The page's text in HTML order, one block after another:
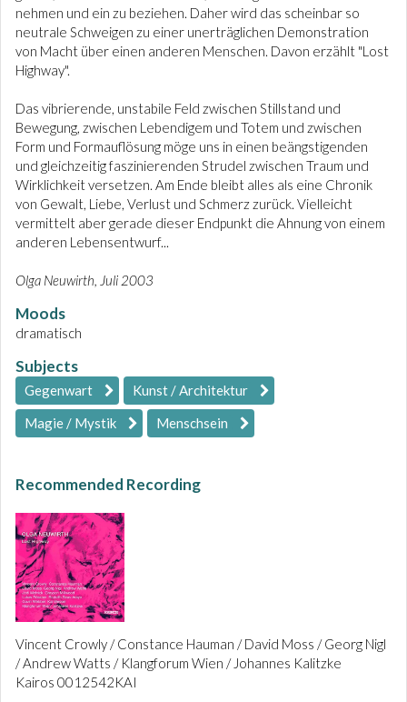
nehmen und ein zu beziehen. Daher wird das scheinbar so
neutrale Schweigen zu einer unerträglichen Demonstration
von Macht über einen anderen Menschen. Davon erzählt "Lost
Highway".
Das vibrierende, unstabile Feld zwischen Stillstand und
Bewegung, zwischen Lebendigem und Totem und zwischen
Form und Formauflösung möge uns in einen beängstigenden
und gleichzeitig faszinierenden Strudel zwischen Traum und
Wirklichkeit versetzen. Am Ende bleibt alles als eine Chronik
von Gewalt, Liebe, Verlust und Schmerz zurück. Vielleicht
vermittelt aber gerade dieser Endpunkt die Ahnung von einem
anderen Lebensentwurf...
Olga Neuwirth, Juli 2003
Moods
dramatisch
Subjects
Gegenwart
Kunst / Architektur
Magie / Mystik
Menschsein
Recommended Recording
Vincent Crowly / Constance Hauman / David Moss / Georg Nigl
/ Andrew Watts / Klangforum Wien / Johannes Kalitzke
Kairos 0012542KAI